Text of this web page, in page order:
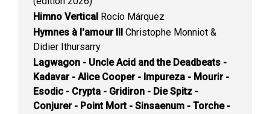
Himno Vertical Rocío Márquez
Hymnes à l'amour III Christophe Monniot &
Didier Ithursarry
Lagwagon - Uncle Acid and the Deadbeats -
Kadavar - Alice Cooper - Impureza - Mourir -
Esodic - Crypta - Gridiron - Die Spitz -
Conjurer - Point Mort - Sinsaenum - Torche -